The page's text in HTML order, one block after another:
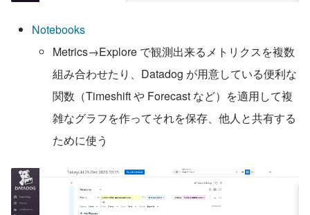
Notebooks
Metrics→Explore で観測出来るメトリクスを複数
組み合わせたり、Datadog が用意している便利な
関数（Timeshift や Forecast など）を適用して複
雑なグラフを作ってそれを保存、他人と共有する
ために使う